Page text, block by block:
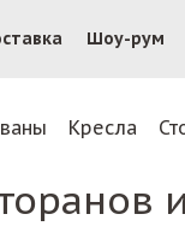
Шоу-рум
Кресла